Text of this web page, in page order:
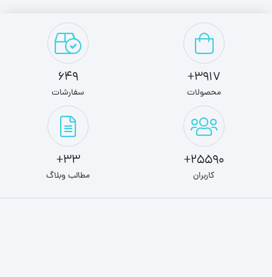
3917+
محصولات
649
سفارشات
25590+
کاربران
33+
مطالب وبلاگ